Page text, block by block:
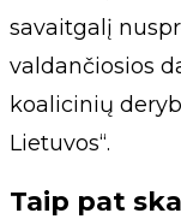
savaitgalį
valdančiosios
koalicinių
Lietuvos“.
Taip pat